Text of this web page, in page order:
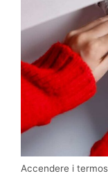
Accendere i